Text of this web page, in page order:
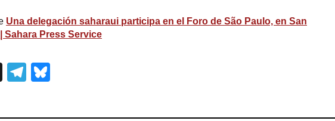
Una delegación saharaui participa en el Foro de São Paulo, en San
Sahara Press Service
X Telegram